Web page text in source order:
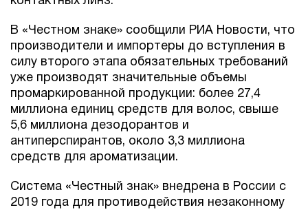
В «Честном знаке» сообщили РИА Новости, что
производители и импортеры до вступления в
силу второго этапа обязательных требований
уже производят значительные объемы
промаркированной продукции: более 27,4
миллиона единиц средств для волос, свыше
5,6 миллиона дезодорантов и
антиперспирантов, около 3,3 миллиона
средств для ароматизации.
Система «Честный знак» внедрена в России с
2019 года для противодействия незаконному